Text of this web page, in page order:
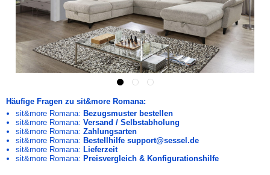
Häufige Fragen zu sit&more Romana:
sit&more Romana: Bezugsmuster bestellen
sit&more Romana: Versand / Selbstabholung
sit&more Romana: Zahlungsarten
sit&more Romana: Bestellhilfe support@sessel.de
sit&more Romana: Lieferzeit
sit&more Romana: Preisvergleich & Konfigurationshilfe